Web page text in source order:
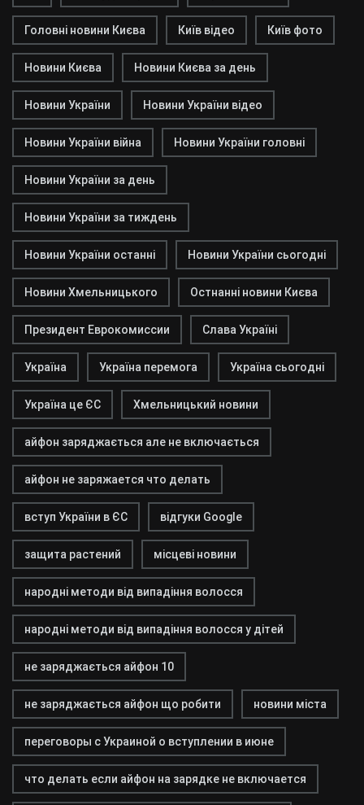
Головні новини Києва Київ відео Київ фото
Новини Києва Новини Києва за день
Новини України Новини України відео
Новини України війна Новини України головні
Новини України за день
Новини України за тиждень
Новини України останні Новини України сьогодні
Новини Хмельницького Остнанні новини Києва
Президент Еврокомиссии Слава Україні
Україна Україна перемога Україна сьогодні
Україна це ЄС Хмельницький новини
айфон заряджається але не включається
айфон не заряжается что делать
вступ України в ЄС відгуки Google
защита растений місцеві новини
народні методи від випадіння волосся
народні методи від випадіння волосся у дітей
не заряджається айфон 10
не заряджається айфон що робити новини міста
переговоры с Украиной о вступлении в июне
что делать если айфон на зарядке не включается